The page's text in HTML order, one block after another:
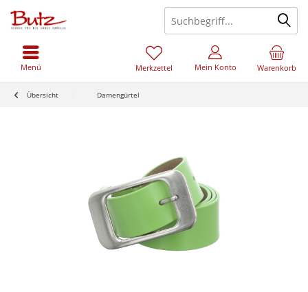
Warenkorb
Merkzettel Mein Konto
Menü
Übersicht Damengürtel